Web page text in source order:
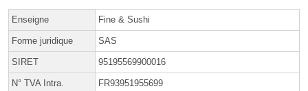
Enseigne Fine & Sushi
Forme juridique SAS
SIRET 95195569900016
N° TVA Intra. FR93951955699